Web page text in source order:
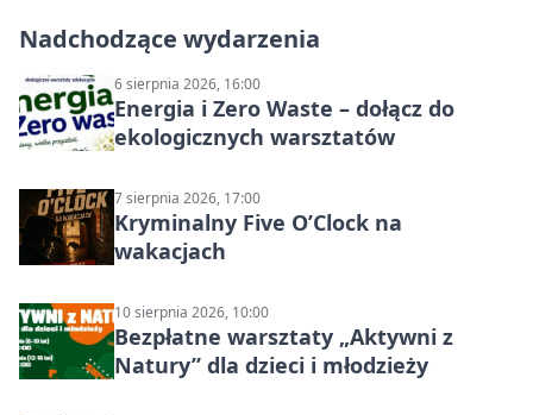
Nadchodzące wydarzenia
6 sierpnia 2026, 16:00
Energia i Zero Waste – dołącz do
ekologicznych warsztatów
7 sierpnia 2026, 17:00
Kryminalny Five O’Clock na
wakacjach
10 sierpnia 2026, 10:00
Bezpłatne warsztaty „Aktywni z
Natury” dla dzieci i młodzieży